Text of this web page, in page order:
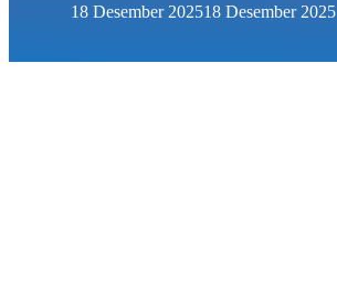
18 Desember 202518 Desember 2025